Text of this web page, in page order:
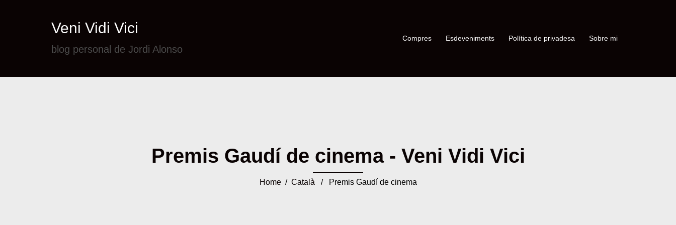
Veni Vidi Vici
blog personal de Jordi Alonso
Compres Esdeveniments Política de privadesa Sobre mi
Premis Gaudí de cinema - Veni Vidi Vici
Home/ Català / Premis Gaudí de cinema